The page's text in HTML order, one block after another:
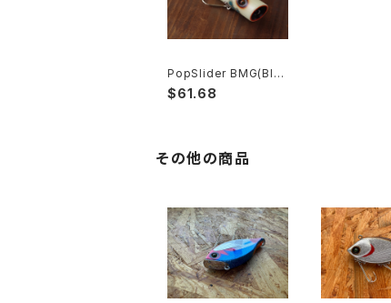
PopSlider BMG(Blu
eMoldGlow)
$61.68
その他の商品